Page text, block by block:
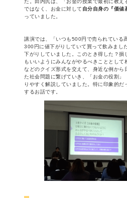
た。田内氏は、「お金の授業で最初に教え
ではなく、お金に対して 自分自身の『価値
っていました。
講演では、「いつも500円で売られている
300円に値下がりしていて買って飲みまし
下がりしていました。このとき得した？損
もいいようにみんながやるべきこととして
などのクイズ形式を交えて、身近な例から
た社会問題に繋げていき、「お金の役割」
りやすく解説していました。特に印象的だ
するお話です。